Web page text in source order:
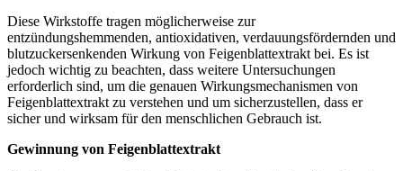
Diese Wirkstoffe tragen möglicherweise zur
entzündungshemmenden, antioxidativen, verdauungsfördernden und
blutzuckersenkenden Wirkung von Feigenblattextrakt bei. Es ist
jedoch wichtig zu beachten, dass weitere Untersuchungen
erforderlich sind, um die genauen Wirkungsmechanismen von
Feigenblattextrakt zu verstehen und um sicherzustellen, dass er
sicher und wirksam für den menschlichen Gebrauch ist.
Gewinnung von Feigenblattextrakt